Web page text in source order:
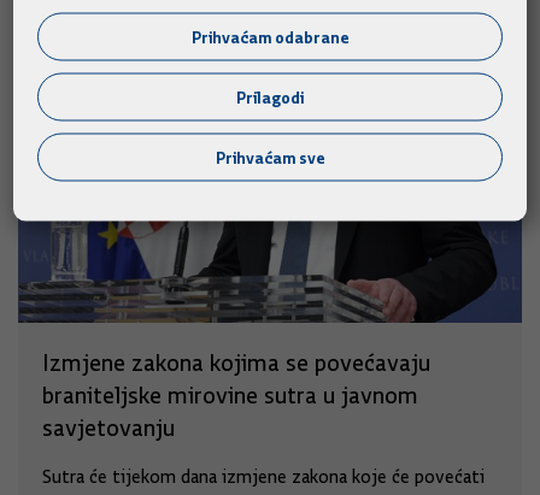
Izmjene zakona kojima se povećavaju
braniteljske mirovine sutra u javnom
savjetovanju
Sutra će tijekom dana izmjene zakona koje će povećati
Prihvaćam odabrane
Prilagodi
Prihvaćam sve